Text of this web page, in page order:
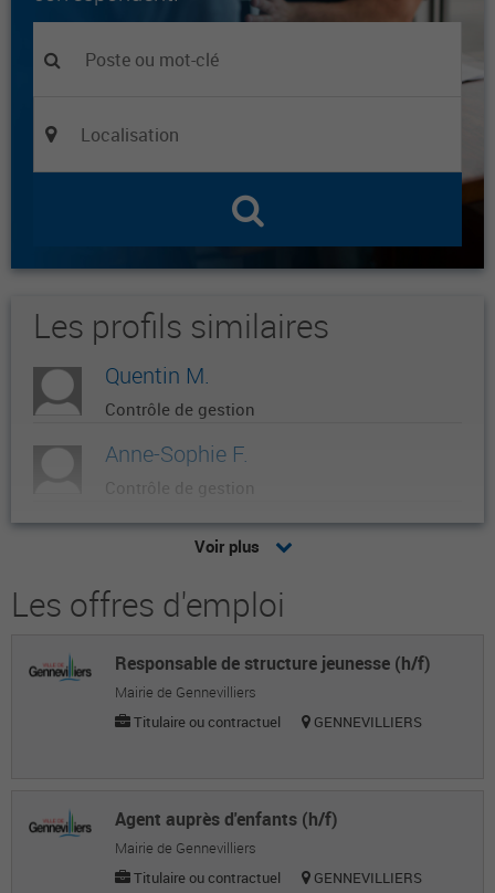
Les profils similaires
Quentin M.
Contrôle de gestion
Anne-Sophie F.
Jean-François F.
Laetitia S.
Marie-Catherine B.
Directrice
Jean-Robert M.
Directeur général du conseil supérieur de la
Voir plus
Les offres d'emploi
Responsable de structure jeunesse (h/f)
Mairie de Gennevilliers
Titulaire ou contractuel
GENNEVILLIERS
Agent auprès d'enfants (h/f)
Mairie de Gennevilliers
Titulaire ou contractuel
GENNEVILLIERS